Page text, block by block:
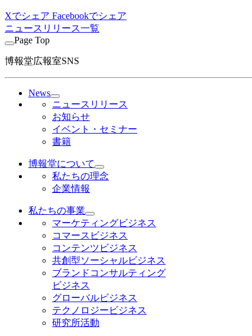
Xでシェア Facebookでシェア
ニュースリリース一覧
Page Top
博報堂広報室SNS
News
ニュースリリース
お知らせ
イベント・セミナー
書籍
博報堂について
私たちの理念
企業情報
私たちの事業
マーケティングビジネス
コマースビジネス
コンテンツビジネス
共創型ソーシャルビジネス
ブランドコンサルティング
ビジネス
グローバルビジネス
テクノロジービジネス
研究所活動